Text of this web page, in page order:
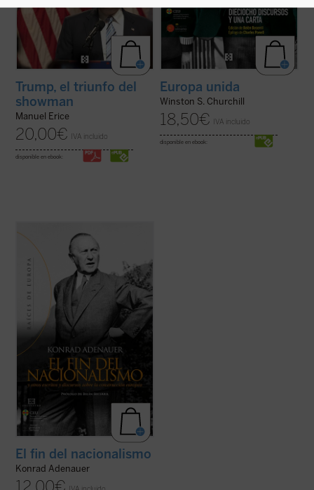
Trump, el triunfo del
showman
Manuel Erice
20,00€ IVA incluido
disponible en ebook:
Europa unida
Winston S. Churchill
18,50€ IVA incluido
disponible en ebook:
Junto con Jean Monnet, Robert Schuman o
Alcide De Gasperi, el canciller alemán
Konrad Adenauer fue uno de los padres de
Europa, verdadero protagonista del
proceso de integración puesto en marcha
tras la Segunda Guerra Mundial. Se
recogen en esta ... (ver ficha)
El fin del nacionalismo
Konrad Adenauer